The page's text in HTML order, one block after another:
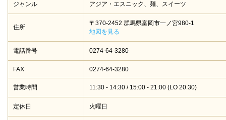
ジャンル アジア・エスニック、麺、スイーツ
住所
〒370-2452 群馬県富岡市一ノ宮980-1
地図を見る
電話番号 0274-64-3280
FAX 0274-64-3280
営業時間 11:30 - 14:30 / 15:00 - 21:00 (LO 20:30)
定休日 火曜日